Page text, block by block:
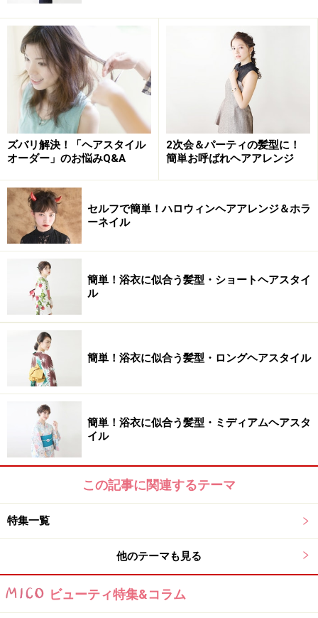
ズバリ解決！「ヘアスタイル
オーダー」のお悩みQ&A
2次会＆パーティの髪型に！
簡単お呼ばれヘアアレンジ
セルフで簡単！ハロウィンヘアアレンジ＆ホラ
ーネイル
簡単！浴衣に似合う髪型・ショートヘアスタイ
ル
簡単！浴衣に似合う髪型・ロングヘアスタイル
簡単！浴衣に似合う髪型・ミディアムヘアスタ
イル
この記事に関連するテーマ
特集一覧
他のテーマも見る
ビューティ特集&コラム